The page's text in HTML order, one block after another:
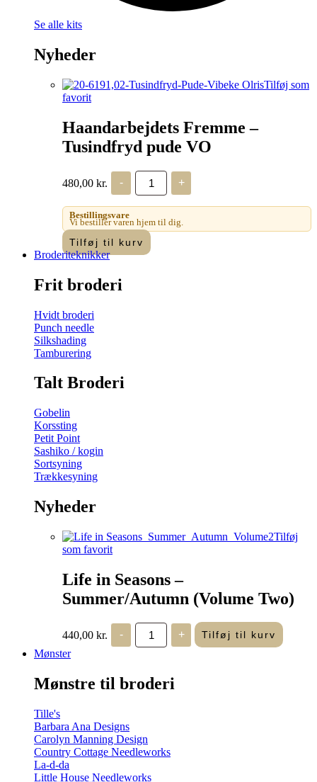
Se alle kits
Nyheder
Tilføj som
favorit
Haandarbejdets Fremme –
Tusindfryd pude VO
480,00 kr. -
Haandarbejdets
Fremme
-
Tusindfryd
pude
VO
antal
+
Bestillingsvare
Vi bestiller varen hjem til dig.
Tilføj til kurv
Broderiteknikker
Frit broderi
Hvidt broderi
Punch needle
Silkshading
Tamburering
Talt Broderi
Gobelin
Korssting
Petit Point
Sashiko / kogin
Sortsyning
Trækkesyning
Nyheder
Tilføj
som favorit
Life in Seasons –
Summer/Autumn (Volume Two)
440,00 kr. -
Life
Seasons
(Volume
+ Tilføj til kurv
Mønster
Mønstre til broderi
Tille's
Barbara Ana Designs
Carolyn Manning Design
Country Cottage Needleworks
La-d-da
Little House Needleworks